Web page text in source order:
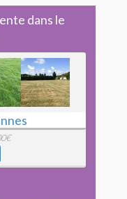
dans le